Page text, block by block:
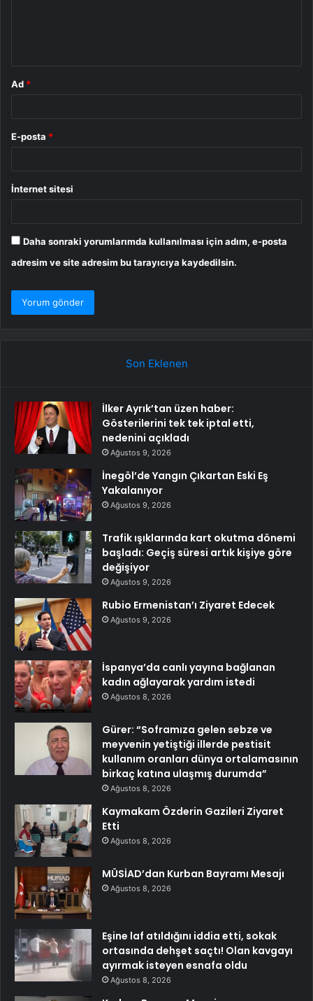
Ad *
E-posta *
İnternet sitesi
Daha sonraki yorumlarımda kullanılması için adım, e-posta
adresim ve site adresim bu tarayıcıya kaydedilsin.
Son Eklenen
İlker Ayrık’tan üzen haber:
Gösterilerini tek tek iptal etti,
nedenini açıkladı
Ağustos 9, 2026
İnegöl’de Yangın Çıkartan Eski Eş
Yakalanıyor
Ağustos 9, 2026
Trafik ışıklarında kart okutma dönemi
başladı: Geçiş süresi artık kişiye göre
değişiyor
Ağustos 9, 2026
Rubio Ermenistan’ı Ziyaret Edecek
Ağustos 9, 2026
İspanya’da canlı yayına bağlanan
kadın ağlayarak yardım istedi
Ağustos 8, 2026
Gürer: “Soframıza gelen sebze ve
meyvenin yetiştiği illerde pestisit
kullanım oranları dünya ortalamasının
birkaç katına ulaşmış durumda”
Ağustos 8, 2026
Kaymakam Özderin Gazileri Ziyaret
Etti
Ağustos 8, 2026
MÜSİAD’dan Kurban Bayramı Mesajı
Ağustos 8, 2026
Eşine laf atıldığını iddia etti, sokak
ortasında dehşet saçtı! Olan kavgayı
ayırmak isteyen esnafa oldu
Ağustos 8, 2026